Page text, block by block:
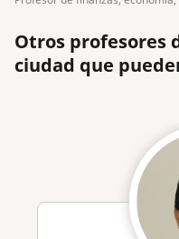
Otros profesores
ciudad que